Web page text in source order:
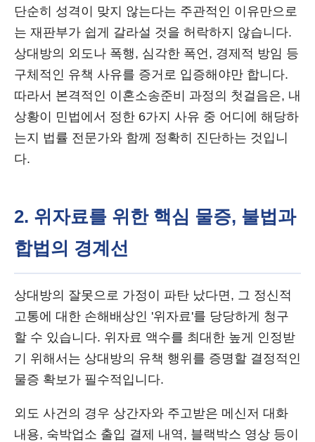
단순히 성격이 맞지 않는다는 주관적인 이유만으로
는 재판부가 쉽게 갈라설 것을 허락하지 않습니다.
상대방의 외도나 폭행, 심각한 폭언, 경제적 방임 등
구체적인 유책 사유를 증거로 입증해야만 합니다.
따라서 본격적인 이혼소송준비 과정의 첫걸음은, 내
상황이 민법에서 정한 6가지 사유 중 어디에 해당하
는지 법률 전문가와 함께 정확히 진단하는 것입니
다.
2. 위자료를 위한 핵심 물증, 불법과
합법의 경계선
상대방의 잘못으로 가정이 파탄 났다면, 그 정신적
고통에 대한 손해배상인 '위자료'를 당당하게 청구
할 수 있습니다. 위자료 액수를 최대한 높게 인정받
기 위해서는 상대방의 유책 행위를 증명할 결정적인
물증 확보가 필수적입니다.
외도 사건의 경우 상간자와 주고받은 메신저 대화
내용, 숙박업소 출입 결제 내역, 블랙박스 영상 등이